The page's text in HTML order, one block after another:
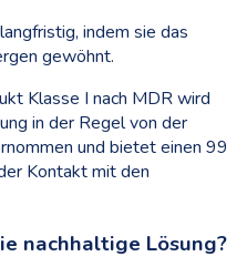
indem sie das
gewöhnt.
Klasse I nach MDR wird
in der Regel von der
und bietet einen 99
Kontakt mit den
nachhaltige Lösung?